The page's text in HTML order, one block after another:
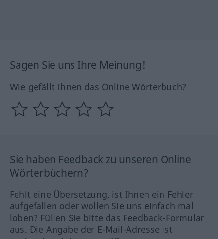
Sagen Sie uns Ihre Meinung!
Wie gefällt Ihnen das Online Wörterbuch?
Sie haben Feedback zu unseren Online
Wörterbüchern?
Fehlt eine Übersetzung, ist Ihnen ein Fehler
aufgefallen oder wollen Sie uns einfach mal
loben? Füllen Sie bitte das Feedback-Formular
aus. Die Angabe der E-Mail-Adresse ist